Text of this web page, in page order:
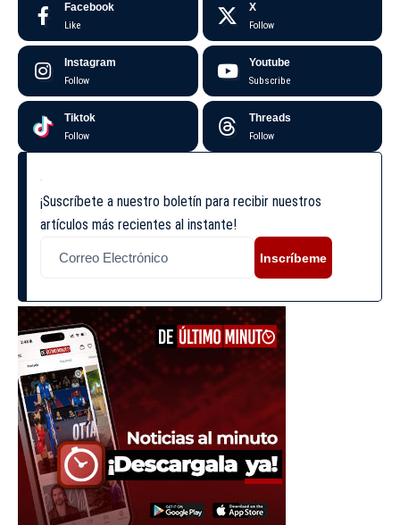
Facebook
Like
X
Follow
Instagram
Follow
Youtube
Subscribe
Tiktok
Follow
Threads
Follow
¡Suscríbete a nuestro boletín para recibir nuestros
artículos más recientes al instante!
Inscríbeme